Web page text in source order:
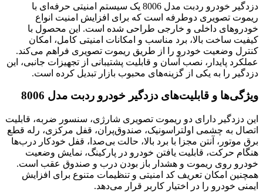
دزدگیر خودرو ردبت مدل 8006 یک سیستم امنیتی حرفه‌ای با
ریموت تصویری دوطرفه است که برای افزایش امنیت انواع
خودروهای داخلی و خارجی طراحی شده است. این محصول با
کیفیت ساخت بالا، برد مناسب و امکانات امنیتی کامل، امکان
کنترل وضعیت خودرو را از طریق ریموت تصویری فراهم می‌کند.
عملکرد پایدار، نصب آسان و قابلیت پشتیبانی از تجهیزات جانبی، این
دزدگیر را به یکی از گزینه‌های محبوب بازار تبدیل کرده است.
ویژگی‌ها و قابلیت‌های دزدگیر خودرو ردبت مدل 8006
این دزدگیر دارای دو ریموت تصویری شارژی، سنسور ضربه، قابلیت
اتصال به چشمی اولتراسونیک، صندوق‌پران، قفل مرکزی، رله قطع
برق موتور، آنتن مجزا با برد بالا، حالت بی‌صدا، قفل خودکار درب‌ها
هنگام حرکت، قابلیت یافتن خودرو در پارکینگ، نمایش وضعیت
خودرو روی ریموت و هشدار باز بودن درب و صندوق عقب است.
همچنین امکان تعریف کد امنیتی و تنظیمات متنوع برای افزایش
ایمنی خودرو را در اختیار کاربر قرار می‌دهد.